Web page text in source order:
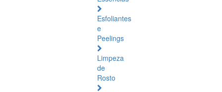
Esfoliantes
e
Peelings
Limpeza
de
Rosto